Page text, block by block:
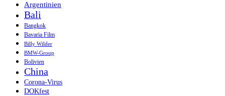
Argentinien
Bali
Bangkok
Bavaria Film
Billy Wilder
BMW-Group
Bolivien
China
Corona-Virus
DOKfest